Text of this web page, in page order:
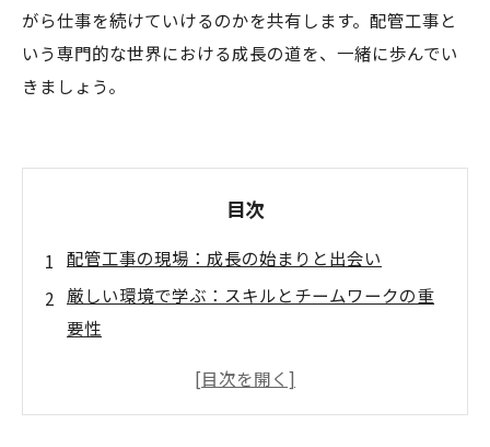
がら仕事を続けていけるのかを共有します。配管工事と
いう専門的な世界における成長の道を、一緒に歩んでい
きましょう。
目次
配管工事の現場：成長の始まりと出会い
厳しい環境で学ぶ：スキルとチームワークの重
要性
直面する挑戦：自分自身と向き合う時間